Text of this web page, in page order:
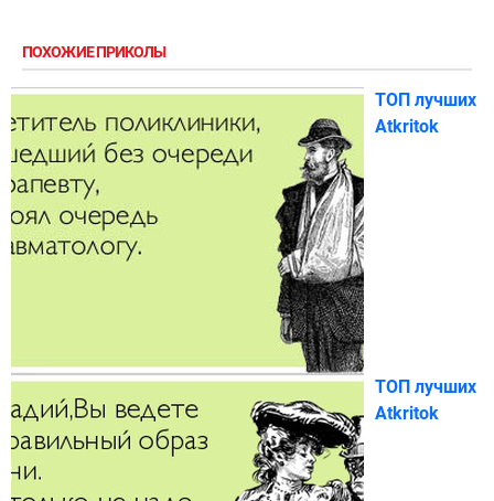
ПОХОЖИЕ ПРИКОЛЫ
ТОП лучших
Atkritok
ТОП лучших
Atkritok